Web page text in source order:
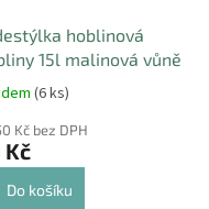
hoblinová
15l malinová vůně
(6 ks)
Kč bez DPH
Do košíku